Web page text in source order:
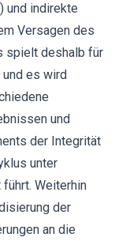
und indirekte
Versagen des
spielt deshalb für
es wird
und
der Integrität
unter
Weiterhin
der
an die